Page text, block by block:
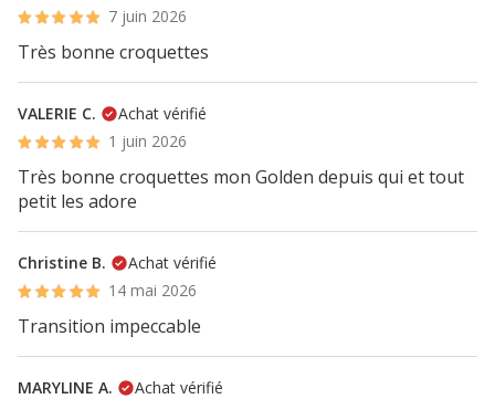
7 juin 2026
Très bonne croquettes
VALERIE C.
Achat vérifié
1 juin 2026
Très bonne croquettes mon Golden depuis qui et tout
petit les adore
Christine B.
Achat vérifié
14 mai 2026
Transition impeccable
MARYLINE A.
Achat vérifié